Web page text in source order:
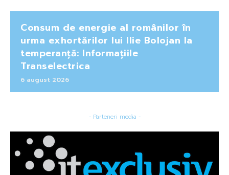
Consum de energie al românilor în
urma exhortărilor lui Ilie Bolojan la
temperanță: Informațiile
Transelectrica
6 august 2026
- Parteneri media -